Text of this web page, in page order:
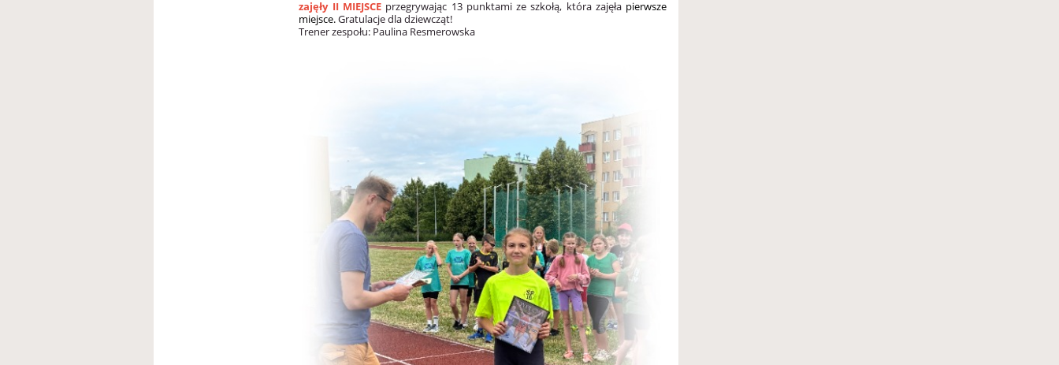
zajęły II MIEJSCEprzegrywając 13 punktami ze szkołą, która zajęła pierwsze
miejsce.Gratulacje dla dziewcząt!
Trener zespołu: Paulina Resmerowska